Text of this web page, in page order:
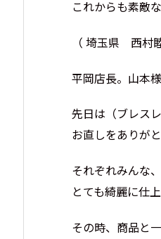
これからも素敵
（ 埼玉県 西村
平岡店長。山本
先日は（ブレス
お直しをありが
それぞれみんな
とても綺麗に仕
その時、商品と